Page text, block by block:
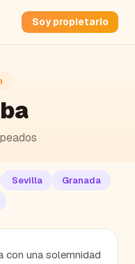
Soy propietario
Sevilla
Granada
con una solemnidad